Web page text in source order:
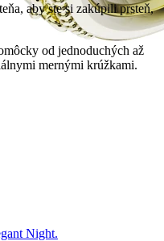
Night.
aby ste si zakúpili prsteň,
od jednoduchých až
mernými krúžkami.